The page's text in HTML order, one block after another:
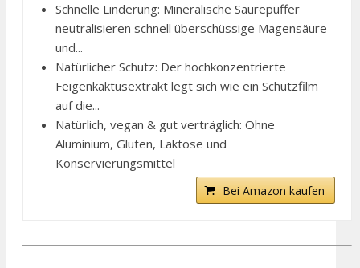
Schnelle Linderung: Mineralische Säurepuffer
neutralisieren schnell überschüssige Magensäure
und...
Natürlicher Schutz: Der hochkonzentrierte
Feigenkaktusextrakt legt sich wie ein Schutzfilm
auf die...
Natürlich, vegan & gut verträglich: Ohne
Aluminium, Gluten, Laktose und
Konservierungsmittel
Bei Amazon kaufen